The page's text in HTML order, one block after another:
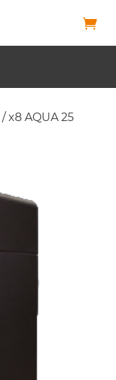
/ x8 AQUA 25